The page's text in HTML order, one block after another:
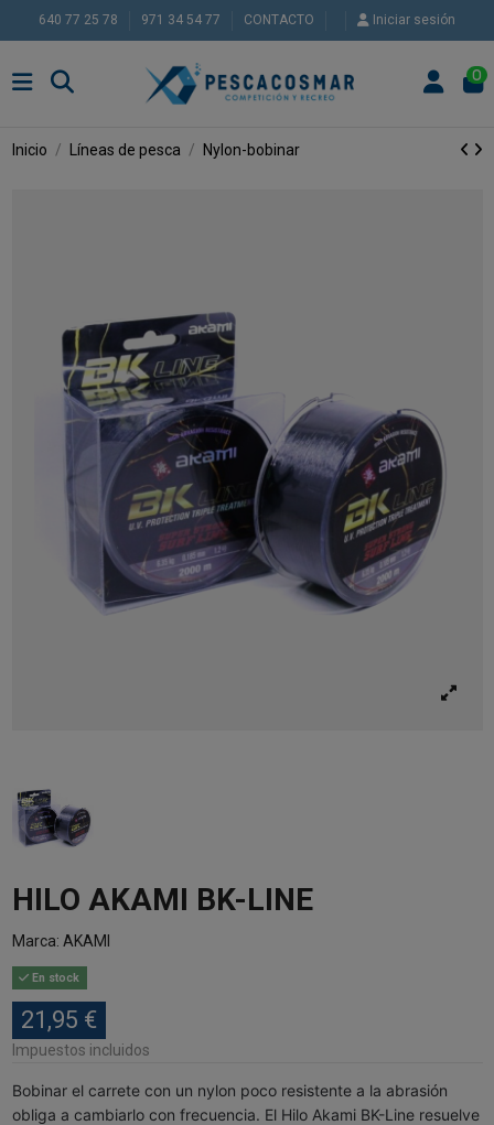
640 77 25 78 971 34 54 77 CONTACTO Iniciar sesión
0
Inicio Líneas de pesca Nylon-bobinar
HILO AKAMI BK-LINE
Marca: AKAMI
En stock
21,95 €
Impuestos incluidos
Bobinar el carrete con un nylon poco resistente a la abrasión
obliga a cambiarlo con frecuencia. El Hilo Akami BK-Line resuelve